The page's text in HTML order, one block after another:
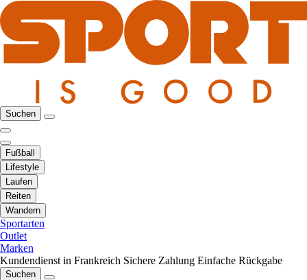
Suchen
Fußball
Lifestyle
Laufen
Reiten
Wandern
Sportarten
Outlet
Marken
Kundendienst in Frankreich Sichere Zahlung Einfache Rückgabe
Suchen